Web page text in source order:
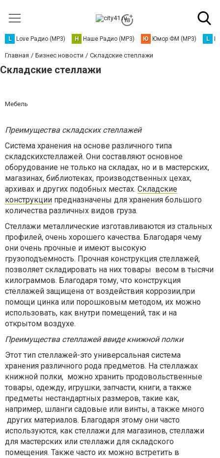
L Love Радио (MP3) Н Наше Радио (MP3) Ю Юмор ФМ (MP3) L
Главная Бизнес новости Складские стеллажи
Складские стеллажи
Мебель
Преимущества складских стеллажей
Система хранения на основе различного типа
складскихстеллажей. Они составляют основное
оборудование не только на складах, но и в мастерских,
магазинах, библиотеках, производственных цехах,
архивах и других подобных местах. Складские
конструкции предназначены для хранения большого
количества различных видов груза.
Стеллажи металлические изготавливаются из стальных
профилей, очень хорошего качества. Благодаря чему
они очень прочные и имеют высокую
грузоподъемность. Прочная конструкция стеллажей,
позволяет складировать на них товары весом в тысячи
килограммов. Благодаря тому, что конструкция
стеллажей защищена от воздействия коррозии,при
помощи цинка или порошковым методом, их можно
использовать, как внутри помещений, так и на
открытом воздухе.
Преимущества стеллажей ввиде книжной полки
Этот тип стеллажей-это универсальная система
хранения различного рода предметов. На стеллажах
книжной полки, можно хранить продовольственные
товары, одежду, игрушки, запчасти, книги, а также
предметы нестандартных размеров, такие как,
например, шланги садовые или винты, а также много
других материалов. Благодаря этому они часто
используются, как стеллажи для магазинов, стеллажи
для мастерских или стеллажи для складского
помещения. Также часто их можно встретить в